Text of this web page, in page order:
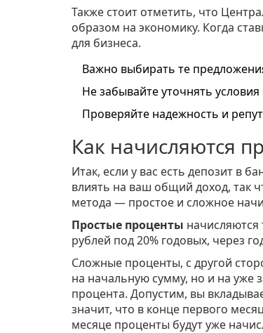
Также стоит отметить, что
образом на экономику. Когда
для бизнеса.
Важно выбирать те
Не забывайте уточнять
Проверяйте надежность и
Как начисляются
Итак, если у вас есть депозит в
влиять на ваш общий доход, так
метода — простое и сложное
Простые проценты
рублей под 20% годовых, через
Сложные проценты, с другой
на начальную сумму, но и на уже
процента. Допустим, вы
значит, что в конце первого
месяце проценты будут уже